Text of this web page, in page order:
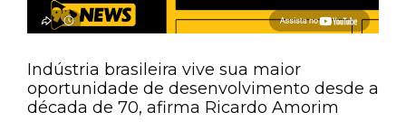
Indústria brasileira vive sua maior
oportunidade de desenvolvimento desde a
década de 70, afirma Ricardo Amorim